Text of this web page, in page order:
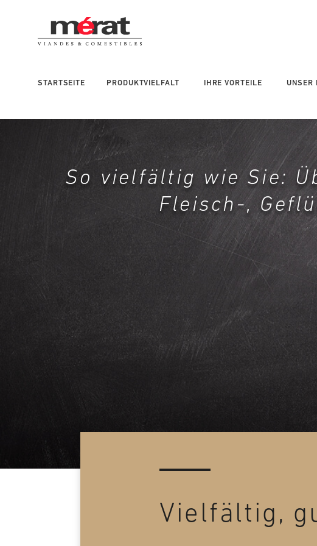
STARTSEITE PRODUKTVIELFALT IHRE VORTEILE UNSER
Main
navigation
So vielfältig wie Sie:
Fleisch-,
Vielfältig,